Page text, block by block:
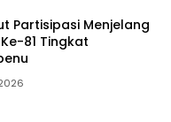
Partisipasi Menjelang
81 Tingkat